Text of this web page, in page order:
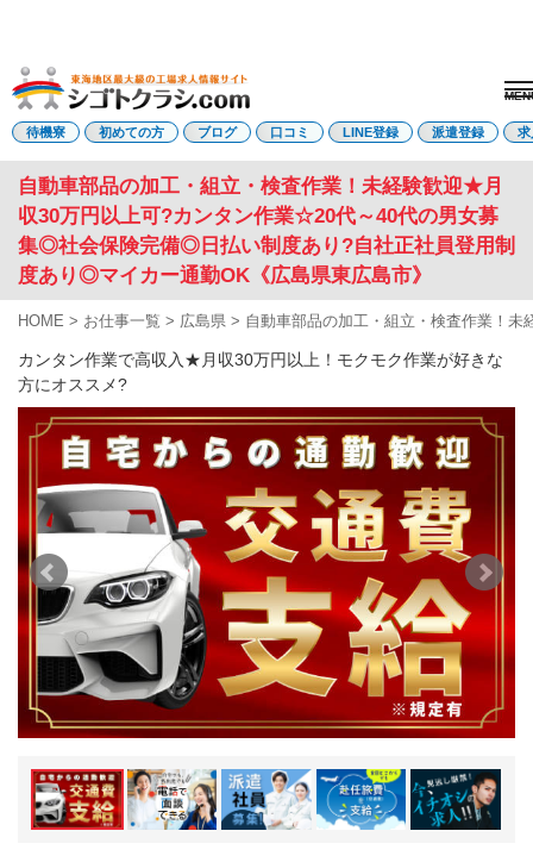
電話受付はこちら
派遣登録 LINE登録
トップページ
初めての方へ
求人を探す
全ての求人
東海エリア
愛知県
三重県
岐阜県
静岡県
関西エリア
滋賀県
京都府
大阪府
兵庫県
奈良県
和歌山県
関東エリア
茨城県
群馬県
埼玉県
千葉県
待機寮 初めての方 ブログ 口コミ LINE登録 派遣登録 求
自動車部品の加工・組立・検査作業！未経験歓迎★月
収30万円以上可?カンタン作業☆20代～40代の男女募
集◎社会保険完備◎日払い制度あり?自社正社員登用制
度あり◎マイカー通勤OK《広島県東広島市》
HOME > お仕事一覧 > 広島県 > 自動車部品の加工・組立・検査作業！
カンタン作業で高収入★月収30万円以上！モクモク作業が好きな
方にオススメ?